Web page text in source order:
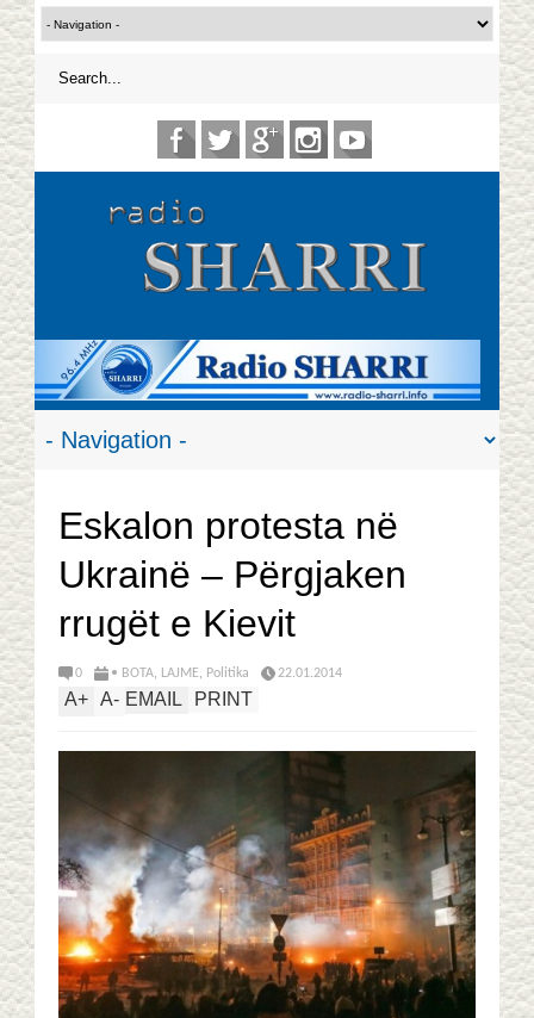
Eskalon protesta në
Ukrainë – Përgjaken
rrugët e Kievit
0 • BOTA, LAJME, Politika 22.01.2014
A+ A- EMAIL PRINT